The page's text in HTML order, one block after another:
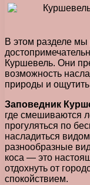
В этом разделе
Куршевель. Они
возможность
природы и
Заповедник
где смешиваются
прогуляться по
насладиться
разнообразные
коса — это
отдохнуть от
спокойствием.